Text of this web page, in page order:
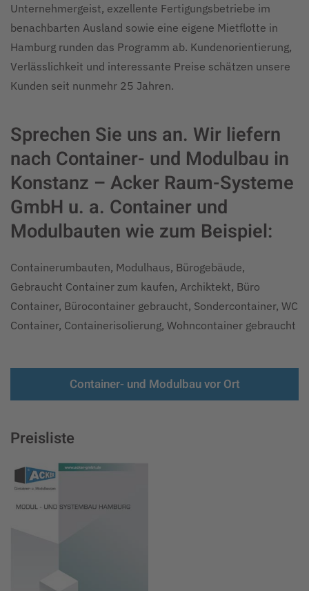
Unternehmergeist, exzellente Fertigungsbetriebe im
benachbarten Ausland sowie eine eigene Mietflotte in
Hamburg runden das Programm ab. Kundenorientierung,
Verlässlichkeit und interessante Preise schätzen unsere
Kunden seit nunmehr 25 Jahren.
Sprechen Sie uns an. Wir liefern
nach Container- und Modulbau in
Konstanz – Acker Raum-Systeme
GmbH u. a. Container und
Modulbauten wie zum Beispiel:
Containerumbauten, Modulhaus, Bürogebäude,
Gebraucht Container zum kaufen, Archiktekt, Büro
Container, Bürocontainer gebraucht, Sondercontainer, WC
Container, Containerisolierung, Wohncontainer gebraucht
Container- und Modulbau vor Ort
Preisliste